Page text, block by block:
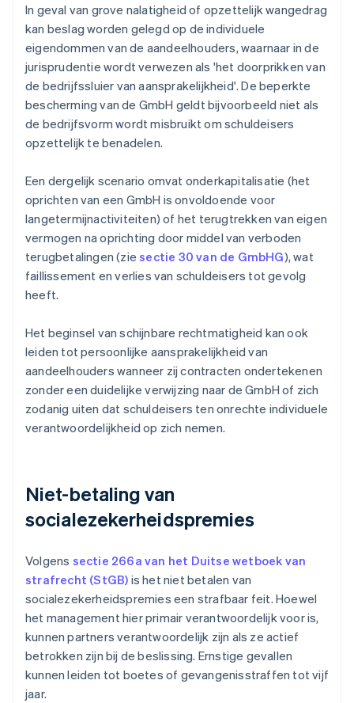
In geval van grove nalatigheid of opzettelijk wangedrag
kan beslag worden gelegd op de individuele
eigendommen van de aandeelhouders, waarnaar in de
jurisprudentie wordt verwezen als 'het doorprikken van
de bedrijfssluier van aansprakelijkheid'. De beperkte
bescherming van de GmbH geldt bijvoorbeeld niet als
de bedrijfsvorm wordt misbruikt om schuldeisers
opzettelijk te benadelen.
Een dergelijk scenario omvat onderkapitalisatie (het
oprichten van een GmbH is onvoldoende voor
langetermijnactiviteiten) of het terugtrekken van eigen
vermogen na oprichting door middel van verboden
terugbetalingen (ziesectie 30 van de GmbHG), wat
faillissement en verlies van schuldeisers tot gevolg
heeft.
Het beginsel van schijnbare rechtmatigheid kan ook
leiden tot persoonlijke aansprakelijkheid van
aandeelhouders wanneer zij contracten ondertekenen
zonder een duidelijke verwijzing naar de GmbH of zich
zodanig uiten dat schuldeisers ten onrechte individuele
verantwoordelijkheid op zich nemen.
Niet-betaling van
socialezekerheidspremies
Volgens sectie 266a van het Duitse wetboek van
strafrecht (StGB) is het niet betalen van
socialezekerheidspremies een strafbaar feit. Hoewel
het management hier primair verantwoordelijk voor is,
kunnen partners verantwoordelijk zijn als ze actief
betrokken zijn bij de beslissing. Ernstige gevallen
kunnen leiden tot boetes of gevangenisstraffen tot vijf
jaar.